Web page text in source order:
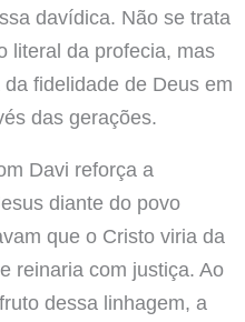
davídica. Não se trata
literal da profecia, mas
fidelidade de Deus em
das gerações.
Davi reforça a
diante do povo
que o Cristo viria da
reinaria com justiça. Ao
dessa linhagem, a